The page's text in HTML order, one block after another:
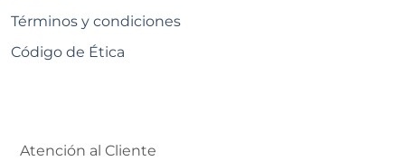
Términos y condiciones
Código de Ética
Atención al Cliente